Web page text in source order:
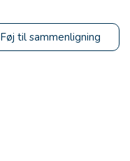
Føj til sammenligning